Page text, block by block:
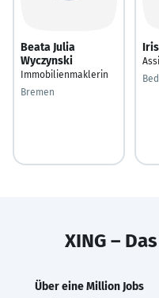
Beata Julia
Wyczynski
Immobilienmaklerin
Bremen
XING –
Über eine Million Jobs